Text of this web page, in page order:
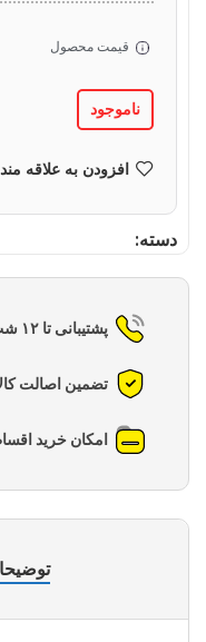
قیمت محصول
ناموجود
افزودن به علاقه
دسته:
پشتیبانی تا ۱۲ شب، حتی جمعه‌ها
تضمین اصالت
امکان خرید